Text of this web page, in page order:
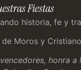
Fiestas
historia, fe y
de Moros y
vencedores, honra a